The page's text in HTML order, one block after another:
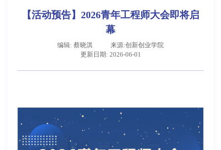
【活动预告】2026青年工程师大会即将启
幕
编辑: 蔡晓淇
来源:创新创业学院
更新日期: 2026-06-01